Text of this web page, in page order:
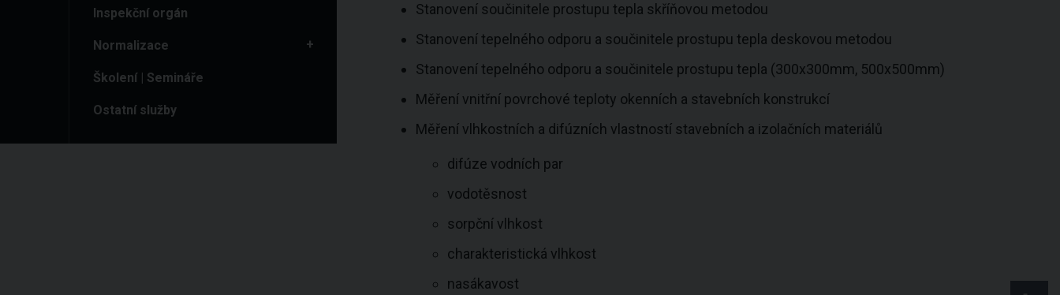
Inspekční orgán
Normalizace
Školení | Semináře
Ostatní služby
Stanovení součinitele prostupu tepla skříňovou metodou
Stanovení tepelného odporu a součinitele prostupu tepla deskovou metodou
Stanovení tepelného odporu a součinitele prostupu tepla (300x300mm, 500x500mm)
Měření vnitřní povrchové teploty okenních a stavebních konstrukcí
Měření vlhkostních a difúzních vlastností stavebních a izolačních materiálů
difúze vodních par
vodotěsnost
sorpční vlhkost
charakteristická vlhkost
nasákavost